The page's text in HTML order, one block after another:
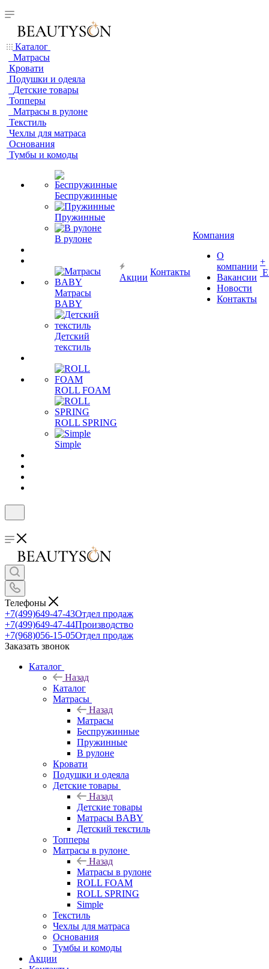
Каталог
Матрасы
Кровати
Подушки и одеяла
Детские товары
Топперы
Матрасы в рулоне
Текстиль
Чехлы для матраса
Основания
Тумбы и комоды
Беспружинные
Пружинные
В рулоне
Матрасы
BABY
Детский
текстиль
ROLL FOAM
ROLL SPRING
Simple
Акции
Контакты
Компания
О
компании
Вакансии
Новости
Контакты
+
Телефоны
+7(499)649-47-43Отдел продаж
+7(499)649-47-44Производство
+7(968)056-15-05Отдел продаж
Заказать звонок
Каталог
Назад
Каталог
Матрасы
Назад
Матрасы
Беспружинные
Пружинные
В рулоне
Кровати
Подушки и одеяла
Детские товары
Назад
Детские товары
Матрасы BABY
Детский текстиль
Топперы
Матрасы в рулоне
Назад
Матрасы в рулоне
ROLL FOAM
ROLL SPRING
Simple
Текстиль
Чехлы для матраса
Основания
Тумбы и комоды
Акции